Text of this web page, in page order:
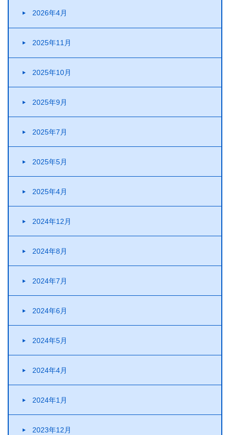
2026年4月
2025年11月
2025年10月
2025年9月
2025年7月
2025年5月
2025年4月
2024年12月
2024年8月
2024年7月
2024年6月
2024年5月
2024年4月
2024年1月
2023年12月